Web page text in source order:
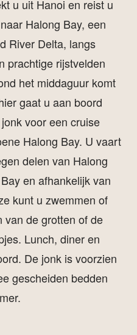
u uit Hanoi en reist u
Halong Bay, een
River Delta, langs
prachtige rijstvelden
het middaguur komt
gaat u aan boord
voor een cruise
Halong Bay. U vaart
delen van Halong
en afhankelijk van
kunt u zwemmen of
van de grotten of de
Lunch, diner en
De jonk is voorzien
gescheiden bedden